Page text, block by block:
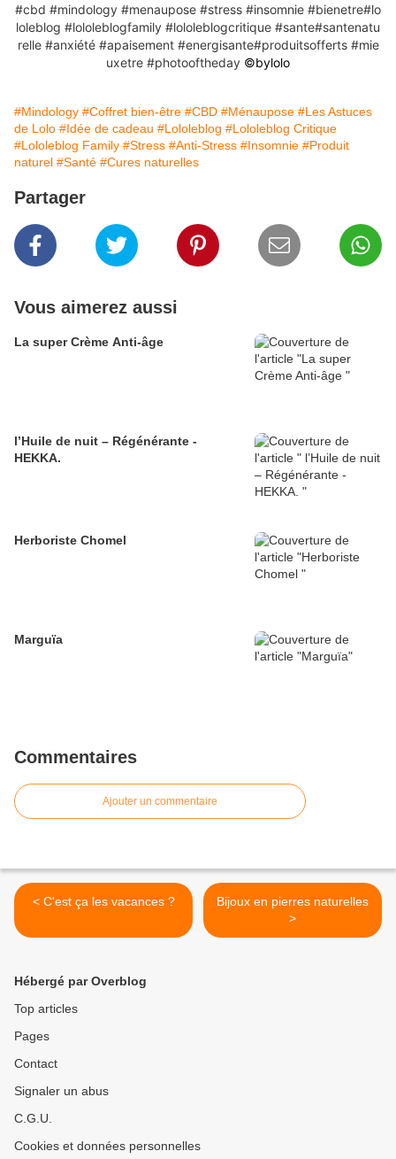
#cbd #mindology #menaupose #stress #insomnie #bienetre#lo
loleblog #lololeblogfamily #lololeblogcritique #sante#santenatu
relle #anxiété #apaisement #energisante#produitsofferts #mie
uxetre #photooftheday ©️bylolo
#Mindology #Coffret bien-être #CBD #Ménaupose #Les Astuces
de Lolo #Idée de cadeau #Lololeblog #Lololeblog Critique
#Lololeblog Family #Stress #Anti-Stress #Insomnie #Produit
naturel #Santé #Cures naturelles
Partager
Vous aimerez aussi
La super Crème Anti-âge
l’Huile de nuit – Régénérante -
HEKKA.
Herboriste Chomel
Marguïa
Commentaires
Ajouter un commentaire
< C'est ça les vacances ?
Bijoux en pierres naturelles
>
Hébergé par Overblog
Top articles
Pages
Contact
Signaler un abus
C.G.U.
Cookies et données personnelles